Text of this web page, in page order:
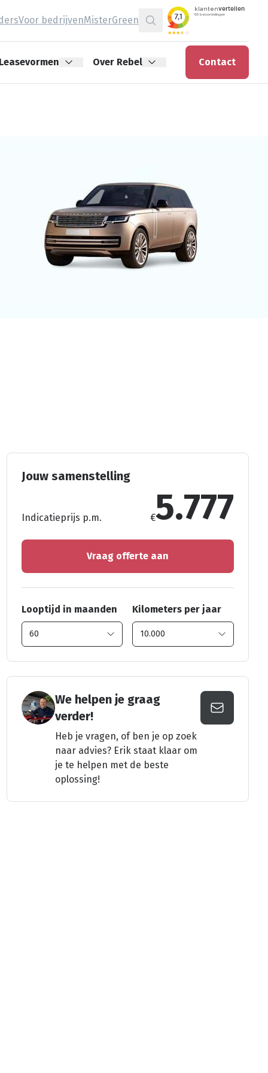
Voor bedrijvenMisterGreen
Zoeken
Over Rebel Contact
Jouw samenstelling
Indicatieprijs p.m. €5.777
Vraag offerte aan
Looptijd in maanden Kilometers per jaar
We helpen je graag
verder!
Heb je vragen, of ben je op zoek
naar advies? Erik staat klaar om
je te helpen met de beste
oplossing!